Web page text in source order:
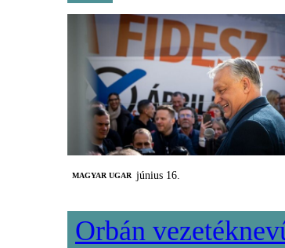
MAGYAR UGAR június 16.
Orbán